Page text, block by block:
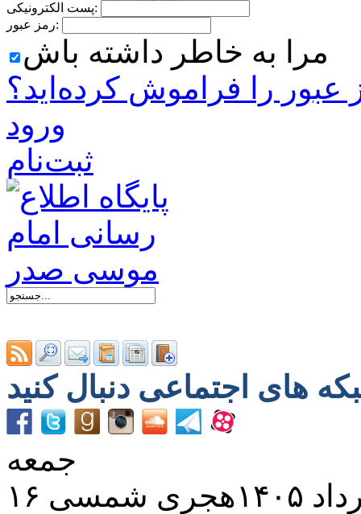
پست الکترونیکی:
رمز عبور:
مرا به خاطر داشته باش
‌عبور را فراموش کرده‌اید؟
ورود
ثبت‌نام
جمعه
شمسی